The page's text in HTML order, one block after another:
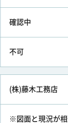
確認中
不可
(株)藤木工務店
※図面と現況が相